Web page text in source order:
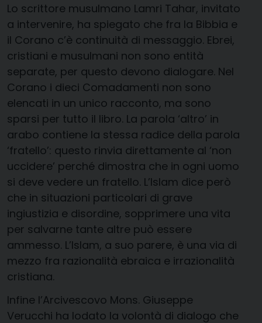
Lo scrittore musulmano Lamri Tahar, invitato
a intervenire, ha spiegato che fra la Bibbia e
il Corano c’è continuità di messaggio. Ebrei,
cristiani e musulmani non sono entità
separate, per questo devono dialogare. Nel
Corano i dieci Comadamenti non sono
elencati in un unico racconto, ma sono
sparsi per tutto il libro. La parola ‘altro’ in
arabo contiene la stessa radice della parola
‘fratello’: questo rinvia direttamente al ‘non
uccidere’ perché dimostra che in ogni uomo
si deve vedere un fratello. L’Islam dice però
che in situazioni particolari di grave
ingiustizia e disordine, sopprimere una vita
per salvarne tante altre può essere
ammesso. L’Islam, a suo parere, è una via di
mezzo fra razionalità ebraica e irrazionalità
cristiana.
Infine l’Arcivescovo Mons. Giuseppe
Verucchi ha lodato la volontà di dialogo che